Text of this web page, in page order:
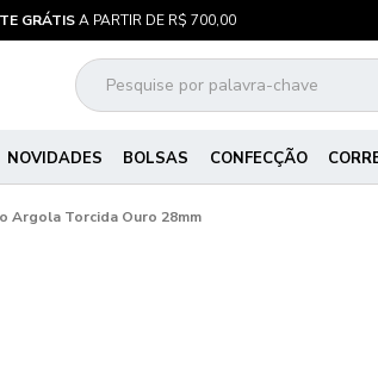
GRÁTISA PARTIR DE R$ 700,00
NOVIDADES BOLSAS CONFECÇÃO
Argola Torcida Ouro 28mm